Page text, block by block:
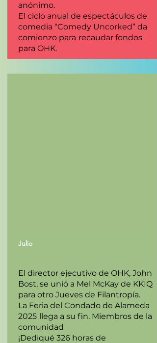
anónimo.
El ciclo anual de espectáculos de
comedia “Comedy Uncorked” da
comienzo para recaudar fondos
para OHK.
Julio
El director ejecutivo de OHK, John
Bost, se unió a Mel McKay de KKIQ
para otro Jueves de Filantropía.
La Feria del Condado de Alameda
2025 llega a su fin. Miembros de la
comunidad
¡Dediqué 326 horas de